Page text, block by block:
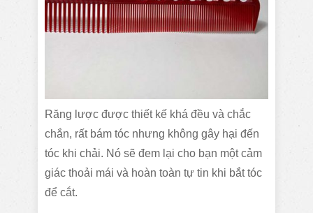
Răng lược được thiết kế khá đều và chắc
chắn, rất bám tóc nhưng không gây hại đến
tóc khi chải. Nó sẽ đem lại cho bạn một cảm
giác thoải mái và hoàn toàn tự tin khi bắt tóc
để cắt.